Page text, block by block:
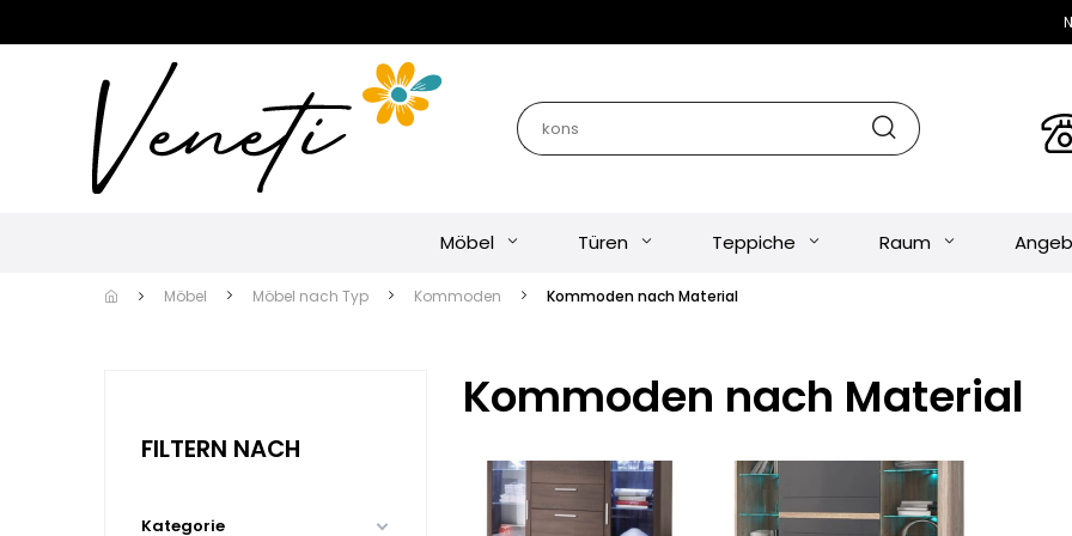
Möbel Türen Teppiche Raum
Möbel Möbel nach Typ Kommoden Kommoden nach Material
FILTERN NACH
Kategorie
Kommoden nach Material